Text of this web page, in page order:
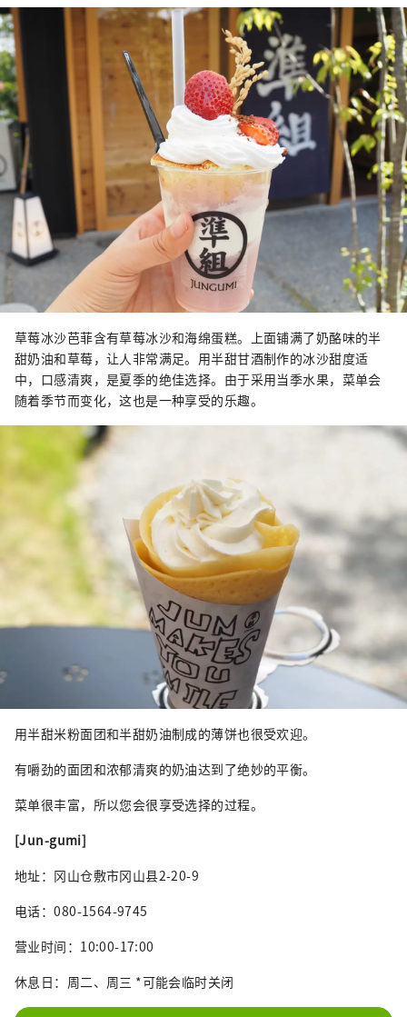
草莓冰沙芭菲含有草莓冰沙和海绵蛋糕。上面铺满了奶酪味的半
甜奶油和草莓，让人非常满足。用半甜甘酒制作的冰沙甜度适
中，口感清爽，是夏季的绝佳选择。由于采用当季水果，菜单会
随着季节而变化，这也是一种享受的乐趣。
用半甜米粉面团和半甜奶油制成的薄饼也很受欢迎。
有嚼劲的面团和浓郁清爽的奶油达到了绝妙的平衡。
菜单很丰富，所以您会很享受选择的过程。
[Jun-gumi]
地址：冈山仓敷市冈山县2-20-9
电话：080-1564-9745
营业时间：10:00-17:00
休息日：周二、周三 *可能会临时关闭